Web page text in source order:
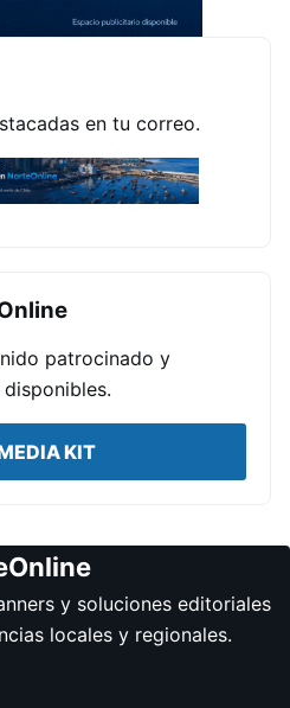
en tu correo.
patrocinado y
KIT
y soluciones editoriales
locales y regionales.